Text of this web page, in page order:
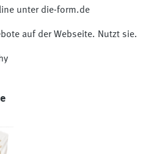
unter die-form.de
auf der Webseite. Nutzt sie.